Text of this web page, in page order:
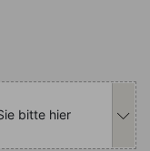
das
bitte hier